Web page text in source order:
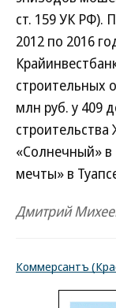
ст. 159 УК РФ).
2012 по 2016
строительных
млн руб. у 409
«Солнечный»
мечты» в
Дмитрий
Коммерсантъ